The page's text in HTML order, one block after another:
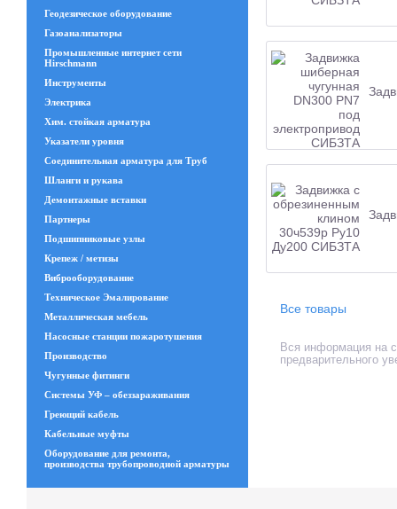
Геодезическое оборудование
Газоанализаторы
Промышленные интернет сети
Hirschmann
Инструменты
Электрика
Хим. стойкая арматура
Указатели уровня
Соединительная арматура для Труб
Шланги и рукава
Демонтажные вставки
Партнеры
Подшипниковые узлы
Крепеж / метизы
Виброоборудование
Техническое Эмалирование
Металлическая мебель
Насосные станции пожаротушения
Производство
Чугунные фитинги
Системы УФ – обеззараживания
Греющий кабель
Кабельные муфты
Оборудование для ремонта,
производства трубопроводной арматуры
Все товары
Вся информация на
предварительного